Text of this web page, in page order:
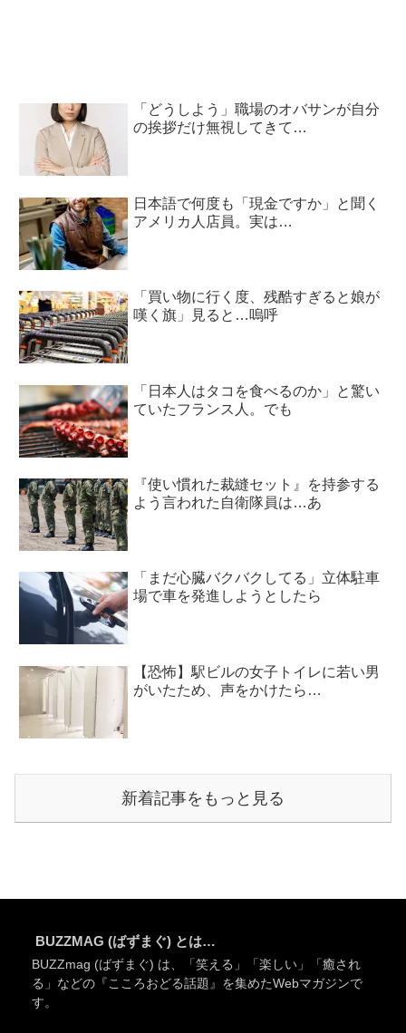
「どうしよう」職場のオバサンが自分
の挨拶だけ無視してきて…
日本語で何度も「現金ですか」と聞く
アメリカ人店員。実は…
「買い物に行く度、残酷すぎると娘が
嘆く旗」見ると…嗚呼
「日本人はタコを食べるのか」と驚い
ていたフランス人。でも
『使い慣れた裁縫セット』を持参する
よう言われた自衛隊員は…あ
「まだ心臓バクバクしてる」立体駐車
場で車を発進しようとしたら
【恐怖】駅ビルの女子トイレに若い男
がいたため、声をかけたら…
新着記事をもっと見る
BUZZMAG (ばずまぐ) とは…
BUZZmag (ばずまぐ) は、「笑える」「楽しい」「癒され
る」などの『こころおどる話題』を集めたWebマガジンで
す。